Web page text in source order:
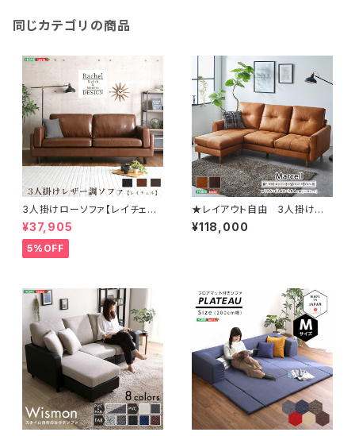
同じカテゴリの商品
3人掛けローソファ【レイチェル
Rachel-】（3人掛け ローソファ
ー） HT-3015
¥37,905
5%OFF
★レイアウト自由 3人掛け
レザーファブリック カウチソフ
ァ【Marcell-マーセル-】 SH-
¥118,000